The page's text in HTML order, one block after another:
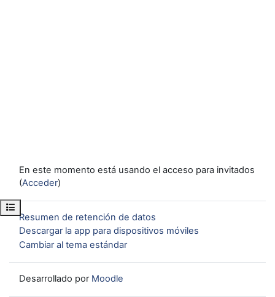
Abrir índice del curso
En este momento está usando el acceso para invitados
(Acceder)
Resumen de retención de datos
Descargar la app para dispositivos móviles
Cambiar al tema estándar
Desarrollado por Moodle